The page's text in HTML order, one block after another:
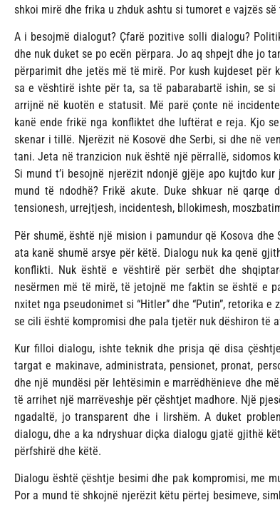
shkoi mirë dhe frika u zhduk ashtu si tumoret e vajzës së
A i besojmë dialogut? Çfarë pozitive solli dialogu?
dhe nuk duket se po ecën përpara. Jo aq shpejt dhe jo
përparimit dhe jetës më të mirë. Por kush kujdeset
sa e vështirë ishte për ta, sa të pabarabartë ishin, se
arrijnë në kuotën e statusit. Më parë çonte në
kanë ende frikë nga konfliktet dhe luftërat e reja. Kjo
skenar i tillë. Njerëzit në Kosovë dhe Serbi, si dhe në
tani. Jeta në tranzicion nuk është një përrallë, sidomos
Si mund t’i besojnë njerëzit ndonjë gjëje apo kujtdo
mund të ndodhë? Frikë akute. Duke shkuar në
tensionesh, urrejtjesh, incidentesh, bllokimesh,
Për shumë, është një mision i pamundur që Kosova
ata kanë shumë arsye për këtë. Dialogu nuk ka qenë
konflikti. Nuk është e vështirë për serbët dhe
nesërmen më të mirë, të jetojnë me faktin se është e
nxitet nga pseudonimet si “Hitler” dhe “Putin”, retorika
se cili është kompromisi dhe pala tjetër nuk dëshiron të
Kur filloi dialogu, ishte teknik dhe prisja që disa
targat e makinave, administrata, pensionet, pronat,
dhe një mundësi për lehtësimin e marrëdhënieve dhe
të arrihet një marrëveshje për çështjet madhore. Një
ngadaltë, jo transparent dhe i lirshëm. A duket
dialogu, dhe a ka ndryshuar diçka dialogu gjatë gjithë
përfshirë dhe këtë.
Dialogu është çështje besimi dhe pak kompromisi, me
Por a mund të shkojnë njerëzit këtu përtej besimeve,